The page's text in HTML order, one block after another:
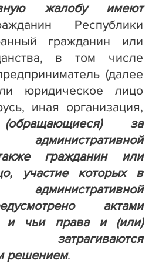
жалобу имеют
Республики
гражданин или
в том числе
(далее
юридическое лицо
иная организация,
за
административной
гражданин или
участие которых в
административной
актами
и чьи права и (или)
затрагиваются
решением.